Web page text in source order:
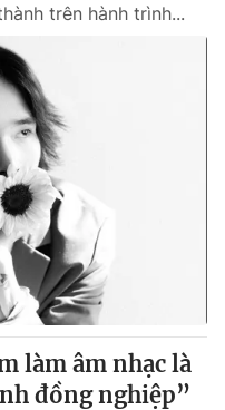
không có sự chấp
khi phát hành lại
trên hành trình...
làm âm nhạc là
đồng nghiệp”